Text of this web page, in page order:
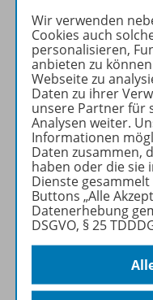
Wir verwenden
Cookies auch
personalisieren,
anbieten zu
Webseite zu
Daten zu ihrer
unsere Partner für
Analysen weiter.
Informationen
Daten zusammen,
haben oder die sie
Dienste
Buttons „Alle
Datenerhebung
DSGVO, § 25